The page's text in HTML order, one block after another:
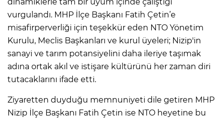
vurgulandı. MHP İlçe Başkanı Fatih Çetin’e
misafirperverliği için teşekkür eden NTO Yönetim
Kurulu, Meclis Başkanları ve kurul üyeleri; Nizip'in
sanayi ve tarım potansiyelini daha ileriye taşımak
adına ortak akıl ve istişare kültürünü her zaman diri
tutacaklarını ifade etti.
Ziyaretten duyduğu memnuniyeti dile getiren MHP
Nizip İlçe Başkanı Fatih Çetin ise NTO heyetine bu